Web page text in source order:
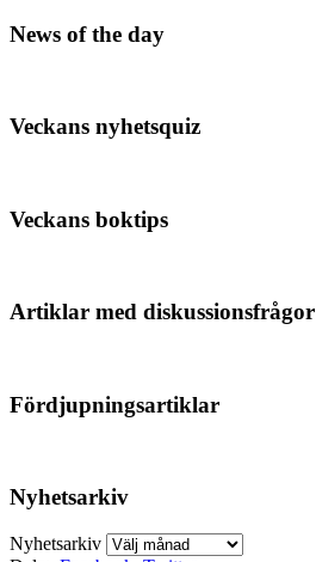
News of the day
Veckans nyhetsquiz
Veckans boktips
Artiklar med diskussionsfrågor
Fördjupningsartiklar
Nyhetsarkiv
Nyhetsarkiv